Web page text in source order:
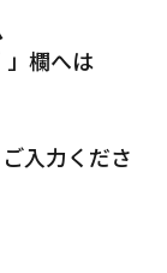
」欄へは
ご入力くださ